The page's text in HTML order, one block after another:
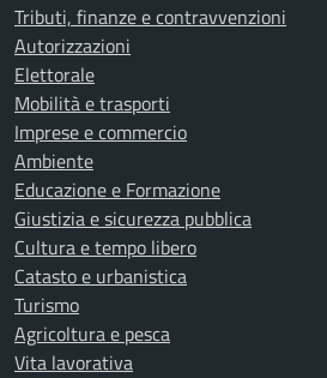
Tributi, finanze e contravvenzioni
Autorizzazioni
Elettorale
Mobilità e trasporti
Imprese e commercio
Ambiente
Educazione e Formazione
Giustizia e sicurezza pubblica
Cultura e tempo libero
Catasto e urbanistica
Turismo
Agricoltura e pesca
Vita lavorativa